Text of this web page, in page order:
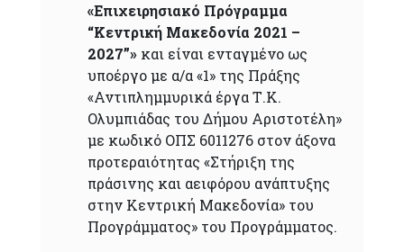
«Επιχειρησιακό Πρόγραμμα
“Κεντρική Μακεδονία 2021 –
2027”» και είναι ενταγμένο ως
υποέργο με α/α «1» της Πράξης
«Αντιπλημμυρικά έργα Τ.Κ.
Ολυμπιάδας του Δήμου Αριστοτέλη»
με κωδικό ΟΠΣ 6011276 στον άξονα
προτεραιότητας «Στήριξη της
πράσινης και αειφόρου ανάπτυξης
στην Κεντρική Μακεδονία» του
Προγράμματος» του Προγράμματος.